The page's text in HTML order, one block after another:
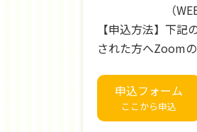
（WEB会議
【申込方法】下
された方へZoom
申込フォーム
ここから申込